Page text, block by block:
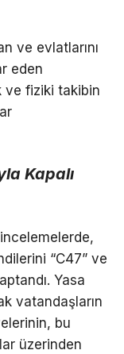
ve evlatlarını
eden
ve fiziki takibin
Kapalı
“C47” ve
Yasa
vatandaşların
bu
üzerinden